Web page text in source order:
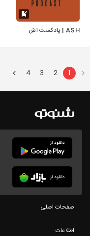
ASH | پادکست اش
1
2
3
4
صفحات اصلی
اطلاعات